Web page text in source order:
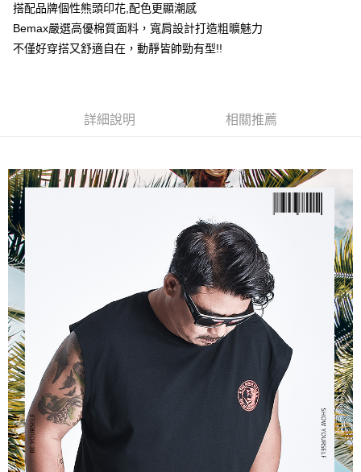
便利好安心！
１．簡單：不需註冊會員、不需綁卡、不需儲值。
２．便利：只要手機號碼，簡訊認證，即可結帳。
３．安心：先確認商品／服務後，再付款。
２．訂單成立數日內，您將收到繳費通知簡訊。
購買商品的店家。未經商家同意取消之訂單仍視為有效，需透過AFTEE先享
後付繳納相關費用。
※ 交易是否成功請以「AFTEE先享後付 」之結帳頁面顯示為準，若有關於
是否繳費成功／繳費後需取消欲退款等相關疑問，請聯繫「AFTEE先享後付
客戶支援中心」
https://netprotections.freshdesk.com/support/home
【注意事項】
１．透過由恩沛科技股份有限公司提供之「AFTEE先享後付」服務完成之交
易，需依本服務之必要範圍內提供個人資料，並將交易相關給付款項請求債
權轉讓予恩沛科技股份有限公司。
２．關於個人資料處理事宜，請瀏覽以下網址：
https://aftee.tw/terms/#terms3
３．未成年的使用者請事先徵得法定代理人或監護人之同意方可使用
「AFTEE先享後付」，若未經同意申辦者引起之損失，本公司不負相關責
任。
４．使用「AFTEE先享後付」時，將依據個別帳號之用戶狀況，依本公司即
時審查核予不同之上限額度；若仍有額度不足之情形，本公司將視審查結果
請求用戶進行身份認證。
５．嚴禁一人註冊多個帳號或使用他人資訊註冊。若發現惡意使用之情形，
恩沛科技股份有限公司將有權停止該用戶之使用額度並採取法律行動。
運送方式
全家付款取貨
每筆NT$80，滿NT$1,200(含以上)免運費
每筆NT$80，滿NT$1,200(含以上)免運費
搭配品牌個性熊頭印花,配色更顯潮感
Bemax嚴選高優棉質面料，寬肩設計打造粗曠魅力
不僅好穿搭又舒適自在，動靜皆帥勁有型!!
詳細說明 相關推薦